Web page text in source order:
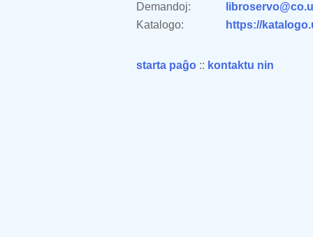
Demandoj:
Katalogo:
https://
starta paĝo :: kontaktu nin